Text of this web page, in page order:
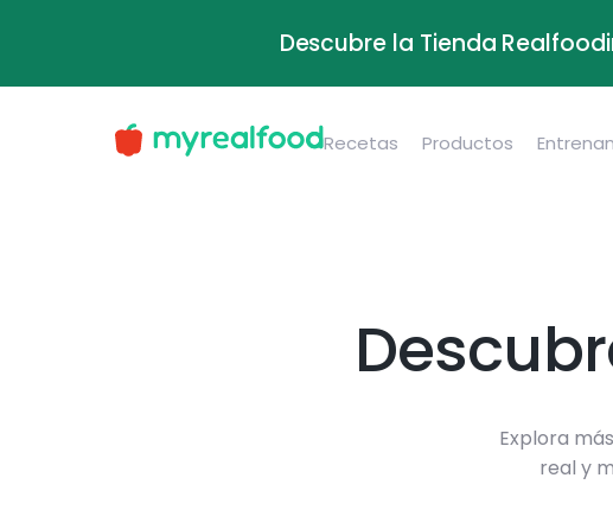
Descubre la Tienda
Recetas Productos
Explora
real y